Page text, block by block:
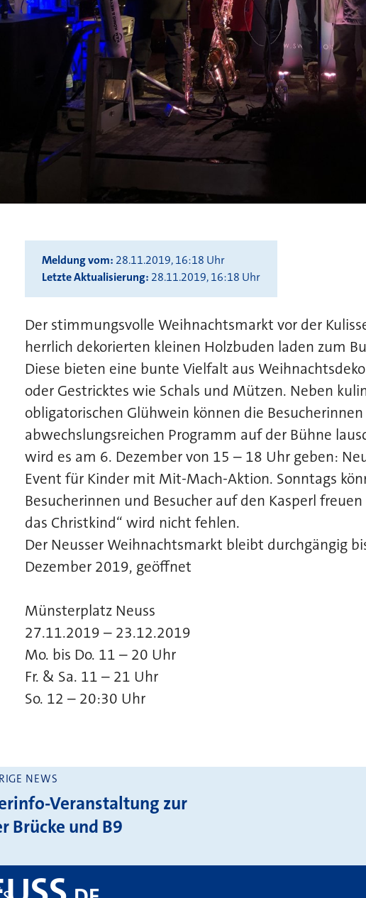
Meldung vom 28.11.2019, 16:18 Uhr
Letzte Aktualisierung 28.11.2019, 16:18 Uhr
Der stimmungsvolle Weihnachtsmarkt vor der
herrlich dekorierten kleinen Holzbuden laden zum
Diese bieten eine bunte Vielfalt aus
oder Gestricktes wie Schals und Mützen. Neben
obligatorischen Glühwein können die
abwechslungsreichen Programm auf der Bühne
wird es am 6. Dezember von 15 – 18 Uhr geben:
Event für Kinder mit Mit-Mach-Aktion. Sonntags
Besucherinnen und Besucher auf den Kasperl
das Christkind“ wird nicht fehlen.
Der Neusser Weihnachtsmarkt bleibt durchgängig
Dezember 2019, geöffnet
Münsterplatz Neuss
27.11.2019 – 23.12.2019
Mo. bis Do. 11 – 20 Uhr
Fr. & Sa. 11 – 21 Uhr
So. 12 – 20:30 Uhr
NEWS
Veranstaltung zur
Brücke und B9